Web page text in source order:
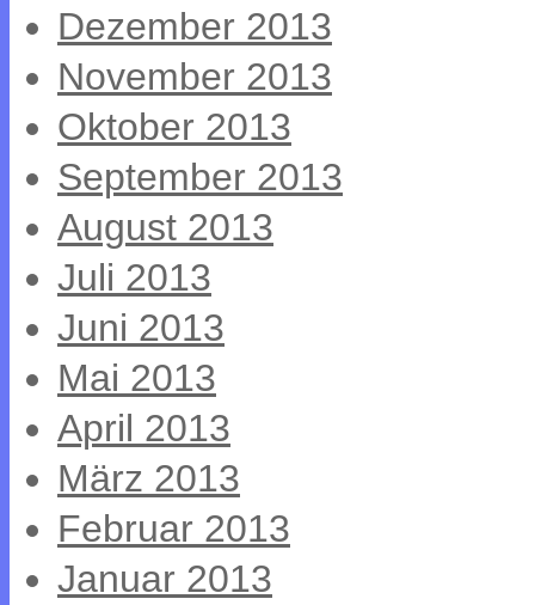
Dezember 2013
November 2013
Oktober 2013
September 2013
August 2013
Juli 2013
Juni 2013
Mai 2013
April 2013
März 2013
Februar 2013
Januar 2013